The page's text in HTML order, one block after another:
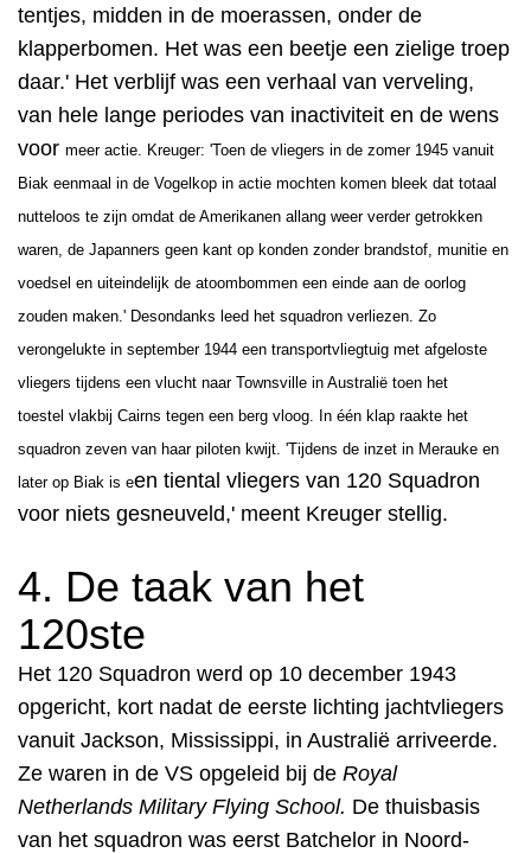
tentjes, midden in de moerassen, onder de
klapperbomen. Het was een beetje een zielige troep
daar.' Het verblijf was een verhaal van verveling,
van hele lange periodes van inactiviteit en de wens
voor meer actie. Kreuger: 'Toen de vliegers in de zomer 1945 vanuit
Biak eenmaal in de Vogelkop in actie mochten komen bleek dat totaal
nutteloos te zijn omdat de Amerikanen allang weer verder getrokken
waren, de Japanners geen kant op konden zonder brandstof, munitie en
voedsel en uiteindelijk de atoombommen een einde aan de oorlog
zouden maken.' Desondanks leed het squadron verliezen. Zo
verongelukte in september 1944 een transportvliegtuig met afgeloste
vliegers tijdens een vlucht naar Townsville in Australië toen het
toestel vlakbij Cairns tegen een berg vloog. In één klap raakte het
squadron zeven van haar piloten kwijt. 'Tijdens de inzet in Merauke en
later op Biak is een tiental vliegers van 120 Squadron
voor niets gesneuveld,' meent Kreuger stellig.
4. De taak van het
120ste
Het 120 Squadron werd op 10 december 1943
opgericht, kort nadat de eerste lichting jachtvliegers
vanuit Jackson, Mississippi, in Australië arriveerde.
Ze waren in de VS opgeleid bij de Royal
Netherlands Military Flying School. De thuisbasis
van het squadron was eerst Batchelor in Noord-